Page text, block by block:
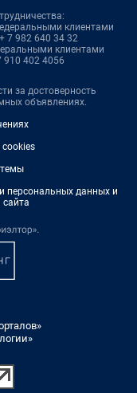
клиентами
7 982 640 34 32
клиентами
910 402 4056
за достоверность
объявлениях.
персональных данных и